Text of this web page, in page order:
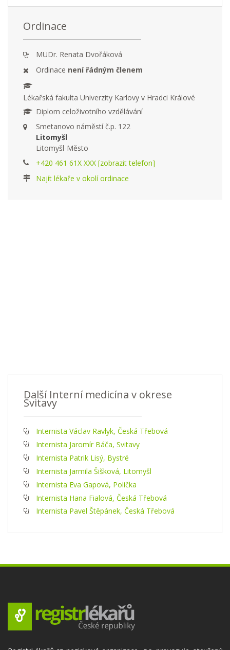
Ordinace
MUDr. Renata Dvořáková
Ordinace není řádným členem
Lékařská fakulta Univerzity Karlovy v Hradci Králové
Diplom celoživotního vzdělávání
Smetanovo náměstí č.p. 122
Litomyšl
Litomyšl-Město
+420 461 61X XXX [zobrazit telefon]
Najít lékaře v okolí ordinace
Další Interní medicína v okrese
Svitavy
Internista Václav Ravlyk, Česká Třebová
Internista Jaromír Báča, Svitavy
Internista Patrik Lisý, Bystré
Internista Jarmila Šišková, Litomyšl
Internista Eva Gapová, Polička
Internista Hana Fialová, Česká Třebová
Internista Pavel Štěpánek, Česká Třebová